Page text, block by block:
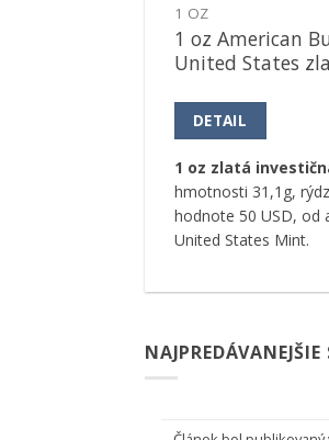
1 OZ
1 oz American
United States
DETAIL
1 oz zlatá
hmotnosti 31,1g,
hodnote 50 USD, od
United States Mint.
NAJPREDÁVANEJŠIE